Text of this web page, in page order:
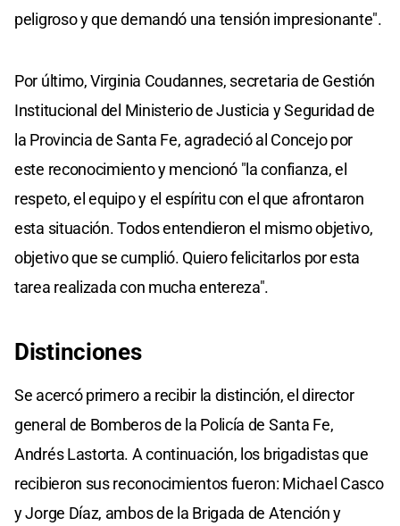
peligroso y que demandó una tensión impresionante".
Por último, Virginia Coudannes, secretaria de Gestión
Institucional del Ministerio de Justicia y Seguridad de
la Provincia de Santa Fe, agradeció al Concejo por
este reconocimiento y mencionó "la confianza, el
respeto, el equipo y el espíritu con el que afrontaron
esta situación. Todos entendieron el mismo objetivo,
objetivo que se cumplió. Quiero felicitarlos por esta
tarea realizada con mucha entereza".
Distinciones
Se acercó primero a recibir la distinción, el director
general de Bomberos de la Policía de Santa Fe,
Andrés Lastorta. A continuación, los brigadistas que
recibieron sus reconocimientos fueron: Michael Casco
y Jorge Díaz, ambos de la Brigada de Atención y